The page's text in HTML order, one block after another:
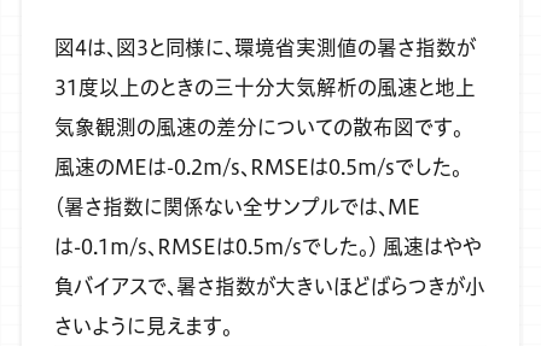
図4は、図3と同様に、環境省実測値の暑さ指数が
31度以上のときの三十分大気解析の風速と地上
気象観測の風速の差分についての散布図です。
風速のMEは-0.2m/s、RMSEは0.5m/sでした。
（暑さ指数に関係ない全サンプルでは、ME
は-0.1m/s、RMSEは0.5m/sでした。） 風速はやや
負バイアスで、暑さ指数が大きいほどばらつきが小
さいように見えます。